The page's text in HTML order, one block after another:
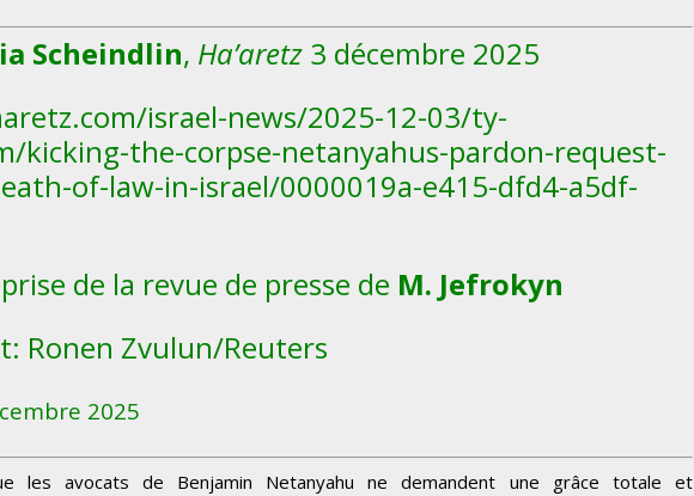
Scheindlin, Ha’aretz 3 décembre 2025
israel-news/2025-12-03/ty-
kicking-the-corpse-netanyahus-pardon-request-
of-law-in-israel/0000019a-e415-dfd4-a5df-
de la revue de presse de M. Jefrokyn
Ronen Zvulun/Reuters
2025
les avocats de Benjamin Netanyahu ne demandent une grâce totale et